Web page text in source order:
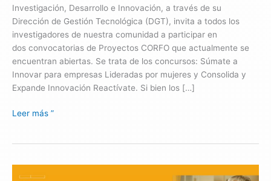
Investigación, Desarrollo e Innovación, a través de su
Dirección de Gestión Tecnológica (DGT), invita a todos los
investigadores de nuestra comunidad a participar en
dos convocatorias de Proyectos CORFO que actualmente se
encuentran abiertas. Se trata de los concursos: Súmate a
Innovar para empresas Lideradas por mujeres y Consolida y
Expande Innovación Reactívate. Si bien los […]
Leer más ”